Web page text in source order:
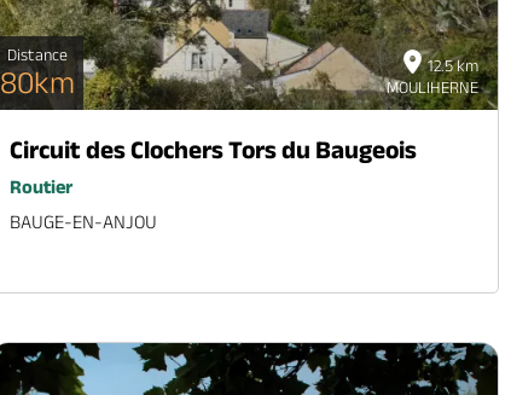
12.5 km
MOULIHERNE
Distance
80km
Circuit des Clochers Tors du Baugeois
Routier
BAUGE-EN-ANJOU